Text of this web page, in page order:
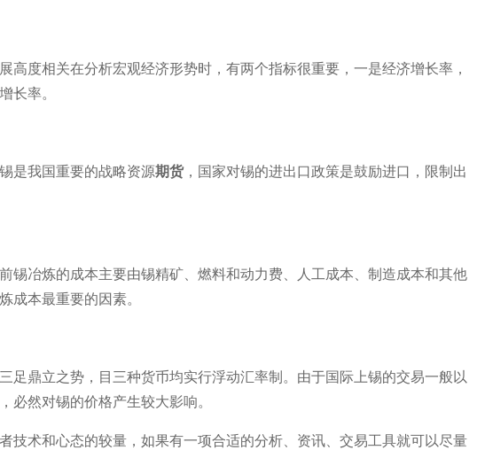
高度相关在分析宏观经济形势时，有两个指标很重要，一是经济增长率，
长率。
是我国重要的战略资源期货，国家对锡的进出口政策是鼓励进口，限制出
锡冶炼的成本主要由锡精矿、燃料和动力费、人工成本、制造成本和其他
成本最重要的因素。
足鼎立之势，目三种货币均实行浮动汇率制。由于国际上锡的交易一般以
必然对锡的价格产生较大影响。
技术和心态的较量，如果有一项合适的分析、资讯、交易工具就可以尽量